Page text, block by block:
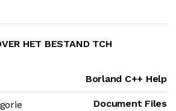
HET BESTAND TCH
Borland C++ Help
Document Files